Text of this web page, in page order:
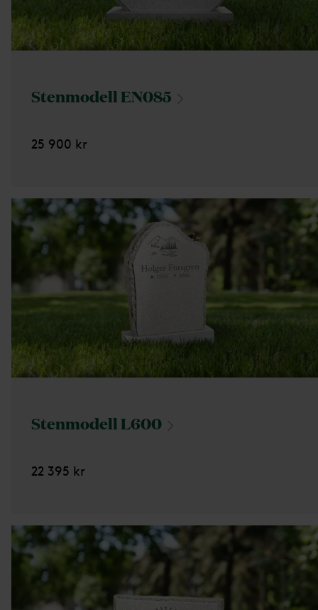
StenmodellEN085
25 900 kr
StenmodellL600
22 395 kr